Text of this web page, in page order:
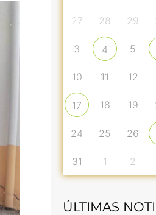
27 28 29
3 4 5
10 11 12
17 18 19
24 25 26
31 1 2
ÚLTIMAS